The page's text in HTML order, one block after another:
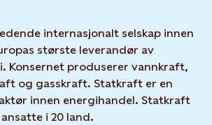
internasjonalt selskap innen
største leverandør av
Konsernet produserer vannkraft,
og gasskraft. Statkraft er en
innen energihandel. Statkraft
i 20 land.